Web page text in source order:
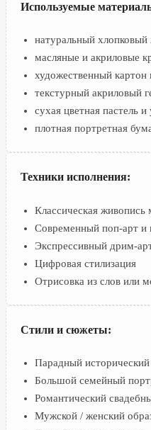
Используемые
натуральный хлопковый
масляные и акриловые
художественный картон
текстурный акриловый
сухая цветная пастель и
плотная портретная
Техники исполнения:
Классическая живопись
Современный поп-арт и
Экспрессивный дрим-
Цифровая стилизация
Отрисовка из слов или
Стили и сюжеты:
Парадный
Большой семейный
Романтический
Мужской / женский